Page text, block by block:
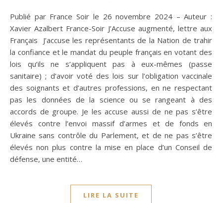
Publié par France Soir le 26 novembre 2024 – Auteur :
Xavier Azalbert France-Soir J’Accuse augmenté, lettre aux
Français J’accuse les représentants de la Nation de trahir
la confiance et le mandat du peuple français en votant des
lois qu’ils ne s’appliquent pas à eux-mêmes (passe
sanitaire) ; d’avoir voté des lois sur l’obligation vaccinale
des soignants et d’autres professions, en ne respectant
pas les données de la science ou se rangeant à des
accords de groupe. Je les accuse aussi de ne pas s’être
élevés contre l’envoi massif d’armes et de fonds en
Ukraine sans contrôle du Parlement, et de ne pas s’être
élevés non plus contre la mise en place d’un Conseil de
défense, une entité…
LIRE LA SUITE